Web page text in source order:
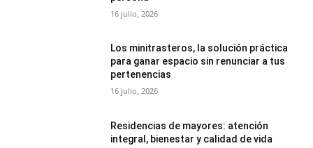
16 julio, 2026
Los minitrasteros, la solución práctica
para ganar espacio sin renunciar a tus
pertenencias
16 julio, 2026
Residencias de mayores: atención
integral, bienestar y calidad de vida